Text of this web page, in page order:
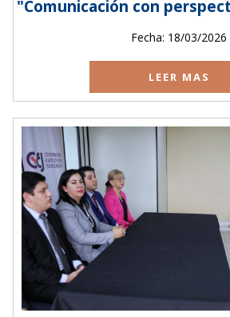
"Comunicación con
Fecha: 18/03/2026
LEER MAS